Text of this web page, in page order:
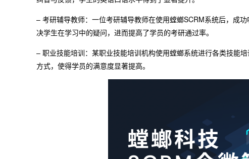
– 考研辅导教师：一位考研辅导教师在使用螳螂SCRM系统后，成
决学生在学习中的疑问，进而提高了学员的考研通过率。
– 职业技能培训：某职业技能培训机构使用螳螂系统进行各类技能
方式，使得学员的满意度显著提高。